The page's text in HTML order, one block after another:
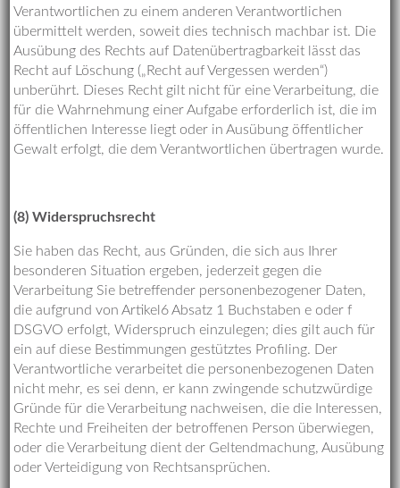
Verantwortlichen zu einem anderen Verantwortlichen
übermittelt werden, soweit dies technisch machbar ist. Die
Ausübung des Rechts auf Datenübertragbarkeit lässt das
Recht auf Löschung („Recht auf Vergessen werden“)
unberührt. Dieses Recht gilt nicht für eine Verarbeitung, die
für die Wahrnehmung einer Aufgabe erforderlich ist, die im
öffentlichen Interesse liegt oder in Ausübung öffentlicher
Gewalt erfolgt, die dem Verantwortlichen übertragen wurde.
(8) Widerspruchsrecht
Sie haben das Recht, aus Gründen, die sich aus Ihrer
besonderen Situation ergeben, jederzeit gegen die
Verarbeitung Sie betreffender personenbezogener Daten,
die aufgrund von Artikel6 Absatz 1 Buchstaben e oder f
DSGVO erfolgt, Widerspruch einzulegen; dies gilt auch für
ein auf diese Bestimmungen gestütztes Profiling. Der
Verantwortliche verarbeitet die personenbezogenen Daten
nicht mehr, es sei denn, er kann zwingende schutzwürdige
Gründe für die Verarbeitung nachweisen, die die Interessen,
Rechte und Freiheiten der betroffenen Person überwiegen,
oder die Verarbeitung dient der Geltendmachung, Ausübung
oder Verteidigung von Rechtsansprüchen.